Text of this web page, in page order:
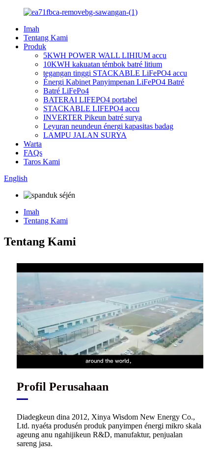
Imah
Tentang Kami
Produk
5KWH POWER WALL LIHIUM accu
10KWH kakuatan témbok batré litium
tegangan tinggi STACKABLE LiFePO4 accu
Énergi Kabinet Panyimpenan LiFePO4 Batré
Batré LiFePo4
BATERAI LIFEPO4 portabel
STACKABLE LIFEPO4 accu
INVERTER Pikeun batré surya
Leyuran neundeun énergi kapasitas badag
LAMPU JALAN SURYA
Warta
FAQs
Taros Kami
English
Imah
Tentang Kami
Tentang Kami
Profil Perusahaan
Diadegkeun dina 2012, Xinya Wisdom New Energy Co.,
Ltd. nyaéta produsén produk panyimpen énergi mikro skala
ageung anu ngahijikeun R&D, manufaktur, penjualan
sareng jasa.